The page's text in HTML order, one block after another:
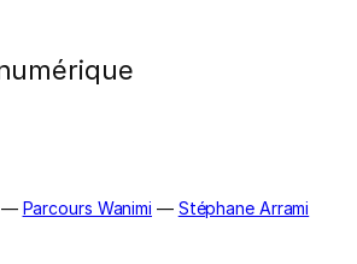
— Parcours Wanimi — Stéphane Arrami